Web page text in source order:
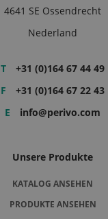
4641 SE Ossendrecht
Nederland
T
+31 (0)164 67 44 49
F
+31 (0)164 67 22 43
E
info@perivo.com
Unsere Produkte
KATALOG ANSEHEN
PRODUKTE ANSEHEN